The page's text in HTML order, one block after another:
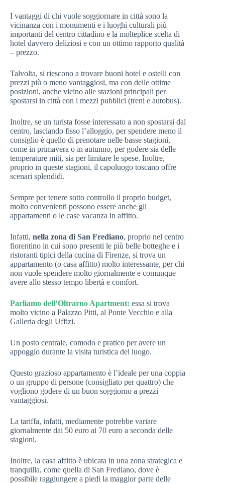
I vantaggi di chi vuole soggiornare in città sono la
vicinanza con i monumenti e i luoghi culturali più
importanti del centro cittadino e la molteplice scelta di
hotel davvero deliziosi e con un ottimo rapporto qualità
– prezzo.
Talvolta, si riescono a trovare buoni hotel e ostelli con
prezzi più o meno vantaggiosi, ma con delle ottime
posizioni, anche vicino alle stazioni principali per
spostarsi in città con i mezzi pubblici (treni e autobus).
Inoltre, se un turista fosse interessato a non spostarsi dal
centro, lasciando fisso l’alloggio, per spendere meno il
consiglio è quello di prenotare nelle basse stagioni,
come in primavera o in autunno, per godere sia delle
temperature miti, sia per limitare le spese. Inoltre,
proprio in queste stagioni, il capoluogo toscano offre
scenari splendidi.
Sempre per tenere sotto controllo il proprio budget,
molto convenienti possono essere anche gli
appartamenti o le case vacanza in affitto.
Infatti, nella zona di San Frediano, proprio nel centro
fiorentino in cui sono presenti le più belle botteghe e i
ristoranti tipici della cucina di Firenze, si trova un
appartamento (o casa affitto) molto interessante, per chi
non vuole spendere molto giornalmente e comunque
avere allo stesso tempo libertà e comfort.
Parliamo dell’Oltrarno Apartment: essa si trova
molto vicino a Palazzo Pitti, al Ponte Vecchio e alla
Galleria degli Uffizi.
Un posto centrale, comodo e pratico per avere un
appoggio durante la visita turistica del luogo.
Questo grazioso appartamento è l’ideale per una coppia
o un gruppo di persone (consigliato per quattro) che
vogliono godere di un buon soggiorno a prezzi
vantaggiosi.
La tariffa, infatti, mediamente potrebbe variare
giornalmente dai 50 euro ai 70 euro a seconda delle
stagioni.
Inoltre, la casa affitto è ubicata in una zona strategica e
tranquilla, come quella di San Frediano, dove è
possibile raggiungere a piedi la maggior parte delle